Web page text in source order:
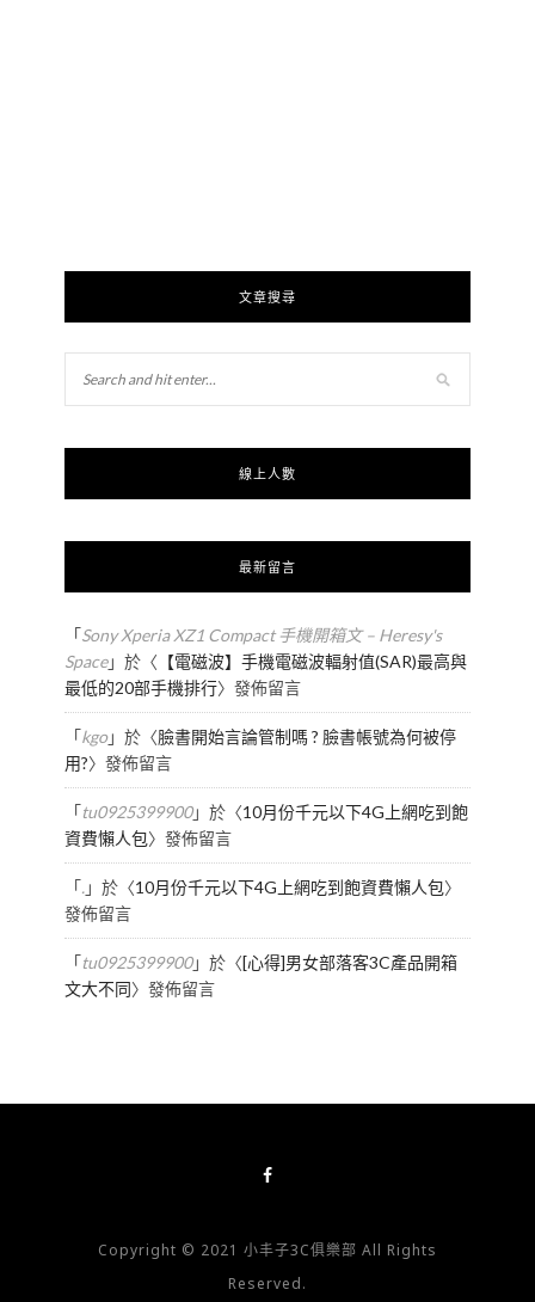
文章搜尋
線上人數
最新留言
「Sony Xperia XZ1 Compact 手機開箱文 – Heresy's
Space」於〈 【電磁波】手機電磁波輻射值(SAR)最高與
最低的20部手機排行〉發佈留言
「kgo」於〈臉書開始言論管制嗎 ? 臉書帳號為何被停
用?〉發佈留言
「tu0925399900」於〈10月份千元以下4G上網吃到飽
資費懶人包〉發佈留言
「.」於〈10月份千元以下4G上網吃到飽資費懶人包〉
發佈留言
「tu0925399900」於〈[心得]男女部落客3C產品開箱
文大不同〉發佈留言
Copyright © 2021 小丰子3C俱樂部 All Rights
Reserved.